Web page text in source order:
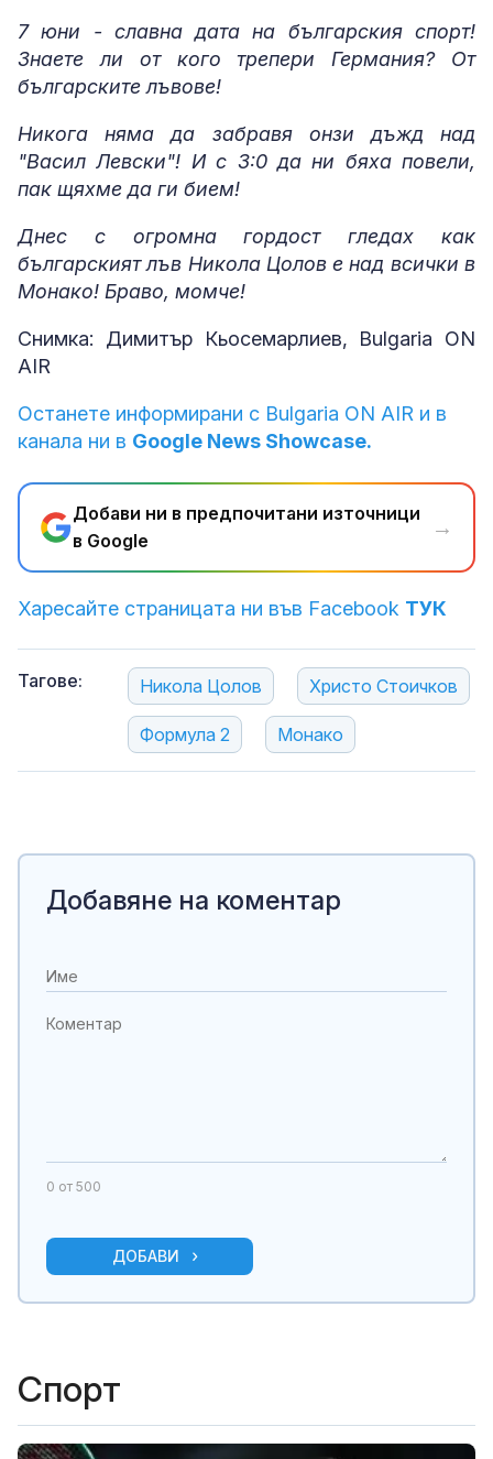
7 юни - славна дата на българския спорт!
Знаете ли от кого трепери Германия? От
българските лъвове!
Никога няма да забравя онзи дъжд над
"Васил Левски"! И с 3:0 да ни бяха повели,
пак щяхме да ги бием!
Днес с огромна гордост гледах как
българският лъв Никола Цолов е над всички в
Монако! Браво, момче!
Снимка: Димитър Кьосемарлиев, Bulgaria ON
AIR
Останете информирани с Bulgaria ON AIR и в
канала ни в Google News Showcase.
Добави ни в предпочитани източници
в Google
→
Харесайте страницата ни във Facebook ТУК
Тагове: Никола Цолов Христо Стоичков
Формула 2 Монако
Добавяне на коментар
0 от 500
ДОБАВИ
Спорт